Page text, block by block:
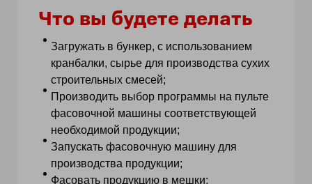
Что вы будете делать
Загружать в бункер, с использованием
кранбалки, сырье для производства сухих
строительных смесей;
Производить выбор программы на пульте
фасовочной машины соответствующей
необходимой продукции;
Запускать фасовочную машину для
производства продукции;
Фасовать продукцию в мешки;